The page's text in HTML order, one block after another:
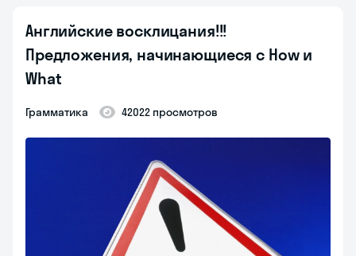
Английские восклицания!!!
Предложения, начинающиеся с How и
What
Грамматика 42022 просмотров